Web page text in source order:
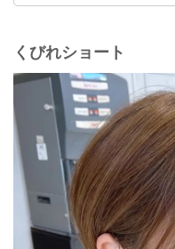
くびれショート